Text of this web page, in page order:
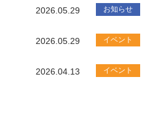
2026.05.29 お知らせ
2026.05.29 イベント
2026.04.13 イベント